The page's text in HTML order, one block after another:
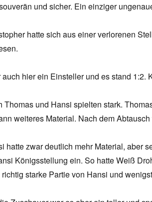
und sicher. Ein einziger
hatte sich aus einer verlorenen
auch hier ein Einsteller und es stand 1:2.
Thomas und Hansi spielten stark.
weiteres Material. Nach dem
hatte zwar deutlich mehr Material, aber
Königsstellung ein. So hatte Weiß
starke Partie von Hansi und